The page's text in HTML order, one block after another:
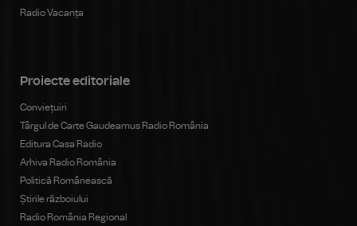
Radio Vacanța
Proiecte editoriale
Conviețuiri
Târgul de Carte Gaudeamus Radio România
Editura Casa Radio
Arhiva Radio România
Politică Românească
Știrile războiului
Radio România Regional